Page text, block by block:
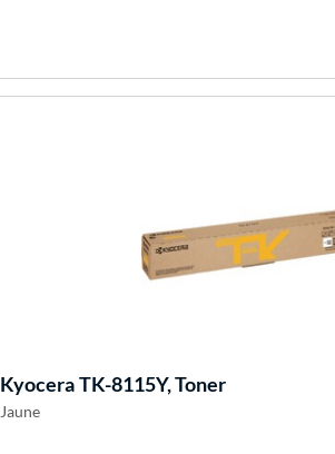
KyoceraTK-8115Y, Toner
Jaune